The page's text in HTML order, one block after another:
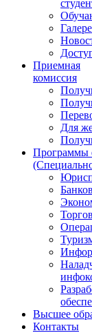
Приемная
комиссия
Для
Программы
Высшее
Контакты